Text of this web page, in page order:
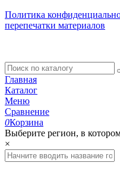
Политика
перепечатки материалов
Главная
Каталог
Меню
Сравнение
0Корзина
Выберите регион, в
×